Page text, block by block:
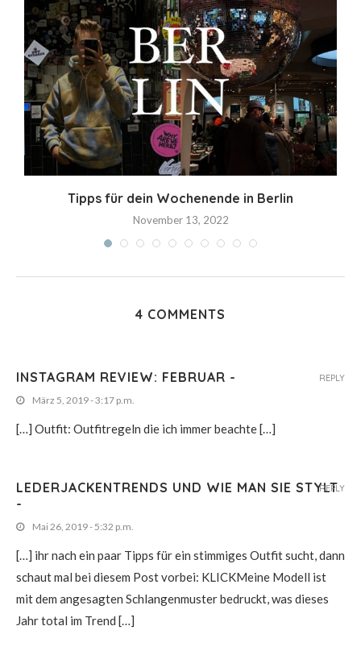
Tipps für dein Wochenende in Berlin
November 13, 2022
4 COMMENTS
INSTAGRAM REVIEW: FEBRUAR -
März 5, 2019 - 3:17 p.m.
[…] Outfit: Outfitregeln die ich immer beachte […]
REPLY
LEDERJACKENTRENDS UND WIE MAN SIE STYLT
-
Mai 26, 2019 - 5:32 p.m.
[…] ihr nach ein paar Tipps für ein stimmiges Outfit sucht, dann
schaut mal bei diesem Post vorbei: KLICKMeine Modell ist
mit dem angesagten Schlangenmuster bedruckt, was dieses
Jahr total im Trend […]
REPLY